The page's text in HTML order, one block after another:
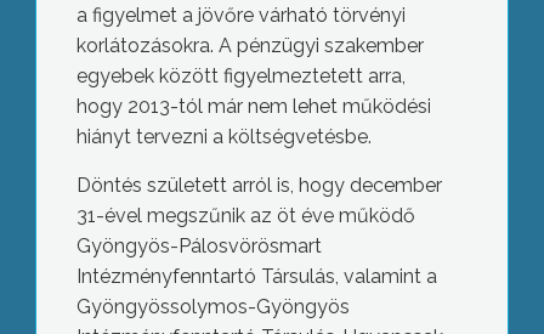
a figyelmet a jövőre várható törvényi
korlátozásokra. A pénzügyi szakember
egyebek között figyelmeztetett arra,
hogy 2013-tól már nem lehet működési
hiányt tervezni a költségvetésbe.
Döntés született arról is, hogy december
31-ével megszűnik az öt éve működő
Gyöngyös-Pálosvörösmart
Intézményfenntartó Társulás, valamint a
Gyöngyössolymos-Gyöngyös